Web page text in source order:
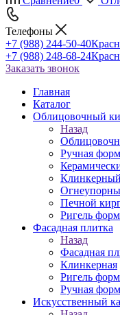
Телефоны
+7 (988) 244-50-40
+7 (988) 248-68-24
Заказать звонок
Главная
Каталог
Облицовочный
Назад
Ручная
Печной
Ригель
Фасадная плитка
Назад
Фасадная
Клинкерная
Ригель
Ручная
Искусственный